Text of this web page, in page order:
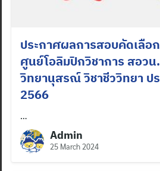
ประกาศผลการสอบคัดเลือ
ศูนย์โอลิมปิกวิชาการ สอวน
วิทยานุสรณ์ วิชาชีววิทยา ป
2566
…
Admin
25 March 2024